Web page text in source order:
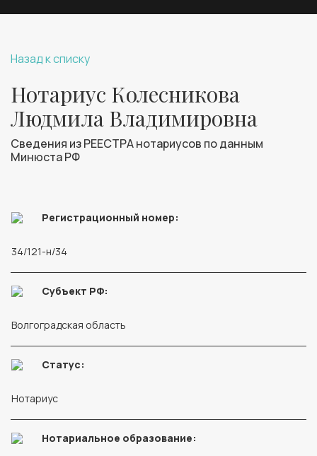
Назад к списку
Нотариус Колесникова
Людмила Владимировна
Сведения из РЕЕСТРА нотариусов по данным
Минюста РФ
Регистрационный номер:
34/121-н/34
Субъект РФ:
Волгоградская область
Статус:
Нотариус
Нотариальное образование: